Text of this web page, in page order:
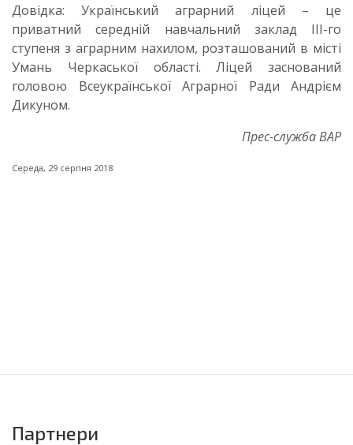
Довідка: Український аграрний ліцей – це
приватний середній навчальний заклад ІІІ-го
ступеня з аграрним нахилом, розташований в місті
Умань Черкаської області. Ліцей заснований
головою Всеукраїнської Аграрної Ради Андрієм
Дикуном.
Прес-служба ВАР
Середа, 29 серпня 2018
Партнери